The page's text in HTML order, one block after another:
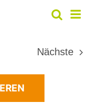
Suche
und
Suche
Liste
Nächste